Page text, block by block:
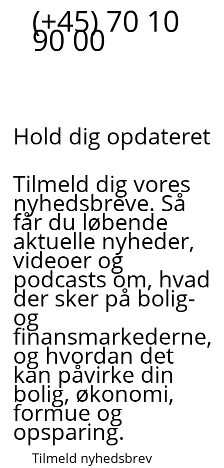
(+45) 70 10
90 00
Hold dig opdateret
Tilmeld dig vores
nyhedsbreve. Så
får du løbende
aktuelle nyheder,
videoer og
podcasts om, hvad
der sker på bolig-
og
finansmarkederne,
og hvordan det
kan påvirke din
bolig, økonomi,
formue og
opsparing.
Tilmeld nyhedsbrev